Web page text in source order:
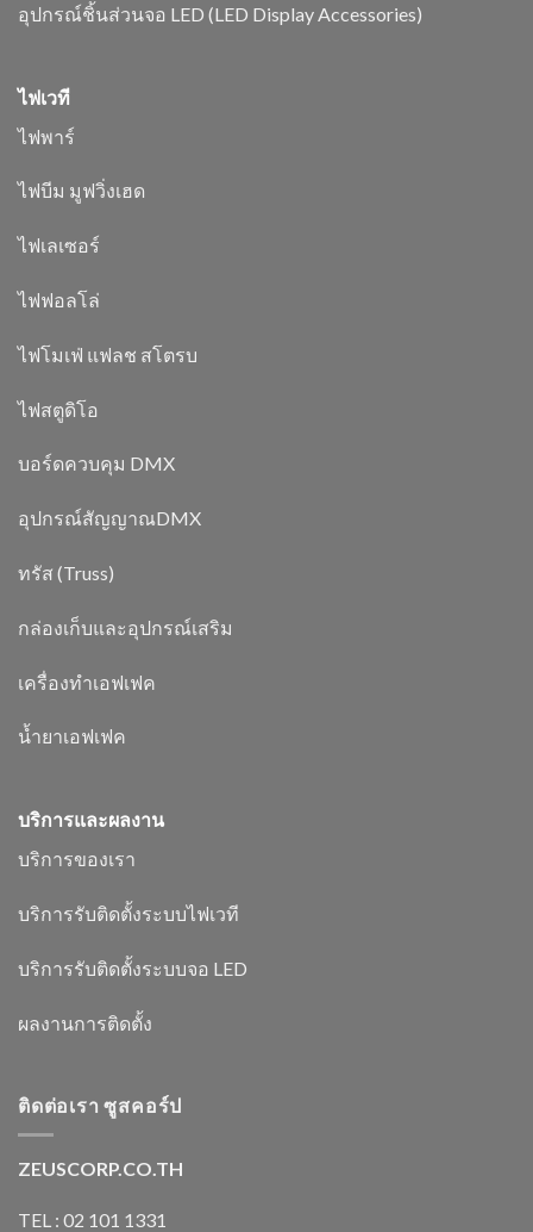
อุปกรณ์ชิ้นส่วนจอ LED (LED Display Accessories)
ไฟเวที
ไฟพาร์
ไฟบีม มูฟวิ่งเฮด
ไฟเลเซอร์
ไฟฟอลโล่
ไฟโมเฟ่ แฟลช สโตรบ
ไฟสตูดิโอ
บอร์ดควบคุม DMX
อุปกรณ์สัญญาณDMX
ทรัส (Truss)
กล่องเก็บและอุปกรณ์เสริม
เครื่องทำเอฟเฟค
น้ำยาเอฟเฟค
บริการและผลงาน
บริการของเรา
บริการรับติดตั้งระบบไฟเวที
บริการรับติดตั้งระบบจอ LED
ผลงานการติดตั้ง
ติดต่อเรา ซูสคอร์ป
ZEUSCORP.CO.TH
TEL : 02 101 1331